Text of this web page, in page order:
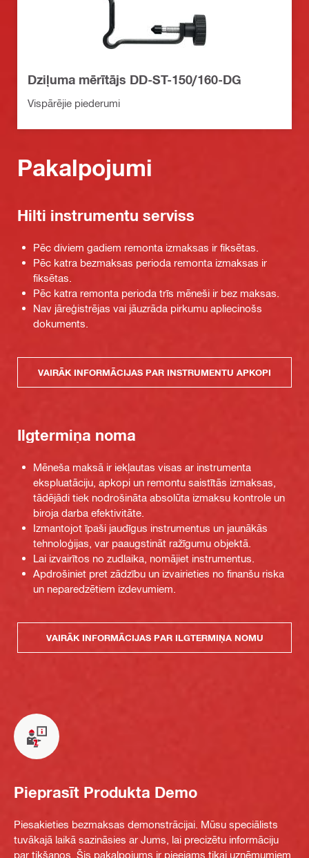
Dziļuma mērītājs DD-ST-150/160-DG
Vispārējie piederumi
Pakalpojumi
Hilti instrumentu serviss
Pēc diviem gadiem remonta izmaksas ir fiksētas.
Pēc katra bezmaksas perioda remonta izmaksas ir
fiksētas.
Pēc katra remonta perioda trīs mēneši ir bez maksas.
Nav jāreģistrējas vai jāuzrāda pirkumu apliecinošs
dokuments.
VAIRĀK INFORMĀCIJAS PAR INSTRUMENTU APKOPI
Ilgtermiņa noma
Mēneša maksā ir iekļautas visas ar instrumenta
ekspluatāciju, apkopi un remontu saistītās izmaksas,
tādējādi tiek nodrošināta absolūta izmaksu kontrole un
biroja darba efektivitāte.
Izmantojot īpaši jaudīgus instrumentus un jaunākās
tehnoloģijas, var paaugstināt ražīgumu objektā.
Lai izvairītos no zudlaika, nomājiet instrumentus.
Apdrošiniet pret zādzību un izvairieties no finanšu riska
un neparedzētiem izdevumiem.
VAIRĀK INFORMĀCIJAS PAR ILGTERMIŅA NOMU
Pieprasīt Produkta Demo
Piesakieties bezmaksas demonstrācijai. Mūsu speciālists
tuvākajā laikā sazināsies ar Jums, lai precizētu informāciju
par tikšanos. Šis pakalpojums ir pieejams tikai uzņēmumiem